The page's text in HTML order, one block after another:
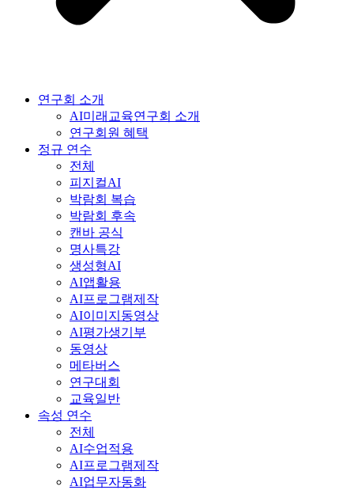
연구회 소개
AI미래교육연구회 소개
연구회원 혜택
정규 연수
전체
피지컬AI
박람회 복습
박람회 후속
캔바 공식
명사특강
생성형AI
AI앱활용
AI프로그램제작
AI이미지동영상
AI평가생기부
동영상
메타버스
연구대회
교육일반
속성 연수
전체
AI수업적용
AI프로그램제작
AI업무자동화